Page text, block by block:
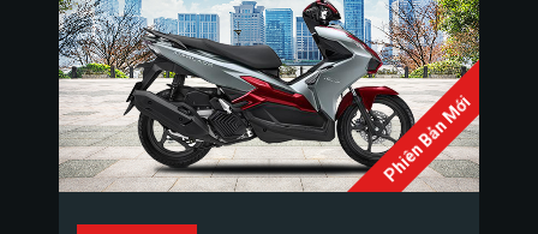
Phiên Bản Mới